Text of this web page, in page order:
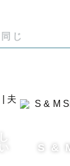
ジを考えま
知った状態
じ
S &